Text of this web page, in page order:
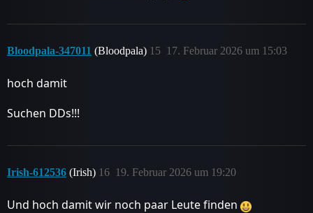
Bloodpala-347011 (Bloodpala) 17. Februar 2026 um 15:03
15
hoch damit
Suchen DDs!!!
Irish-612536 (Irish) 19. Februar 2026 um 19:20
16
Und hoch damit wir noch paar Leute finden